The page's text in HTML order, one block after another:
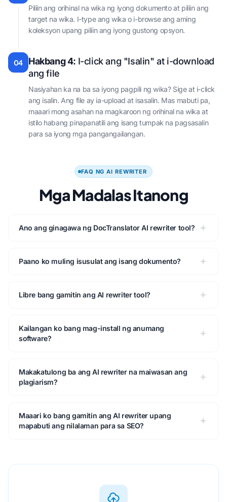
Piliin ang orihinal na wika ng iyong dokumento at piliin ang
target na wika. I-type ang wika o i-browse ang aming
koleksyon upang piliin ang iyong gustong opsyon.
04 Hakbang 4: I-click ang "Isalin" at i-download
ang file
Nasiyahan ka na ba sa iyong pagpili ng wika? Sige at i-click
ang isalin. Ang file ay ia-upload at isasalin. Mas mabuti pa,
maaari mong asahan na magkaroon ng orihinal na wika at
istilo habang pinapanatili ang isang tumpak na pagsasalin
para sa iyong mga pangangailangan.
FAQ NG AI REWRITER
Mga Madalas Itanong
Ano ang ginagawa ng DocTranslator AI rewriter tool?
Paano ko muling isusulat ang isang dokumento?
Libre bang gamitin ang AI rewriter tool?
Kailangan ko bang mag-install ng anumang
software?
Makakatulong ba ang AI rewriter na maiwasan ang
plagiarism?
Maaari ko bang gamitin ang AI rewriter upang
mapabuti ang nilalaman para sa SEO?